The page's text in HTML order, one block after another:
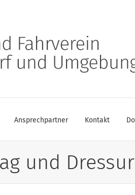
Ansprechpartner Kontakt
und